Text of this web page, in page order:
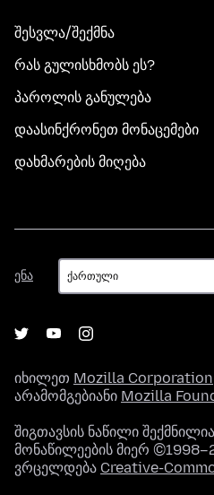
შესვლა/შექმნა
რას გულისხმობს ეს?
პაროლის განულება
დაასინქრონეთ მონაცემები
დახმარების მიღება
ენა
ენა
იხილეთ Mozilla Corporation
არამომგებიანი Mozilla
შიგთავსის ნაწილი
მონაწილეების მიერ
ვრცელდება Creative-